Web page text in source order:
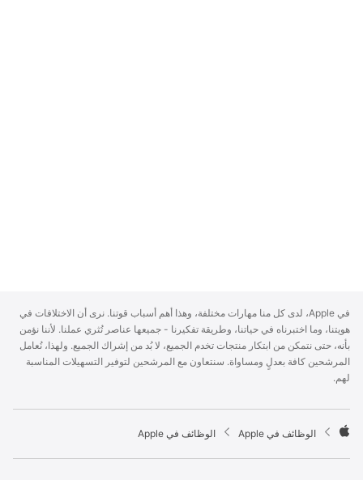
p
p
l
e
F
o
t
r
في Apple، لدى كل منا مهارات مختلفة، وهذا أهم أسباب قوتنا. نرى أن الاختلافات في
هويتنا، وما اختبرناه في حياتنا، وطريقة تفكيرنا - جميعها عناصر تُثري عملنا. لأننا نؤمن
بأنه، حتى نتمكن من ابتكار منتجات تخدم الجميع، لا بُد من إشراك الجميع. ولهذا، نُعامل
المرشحين كافة بعدلٍ ومساواة. سنتعاون مع المرشحين لتوفير التسهيلات المناسبة
لهم.

p
الوظائف في Apple الوظائف في Apple